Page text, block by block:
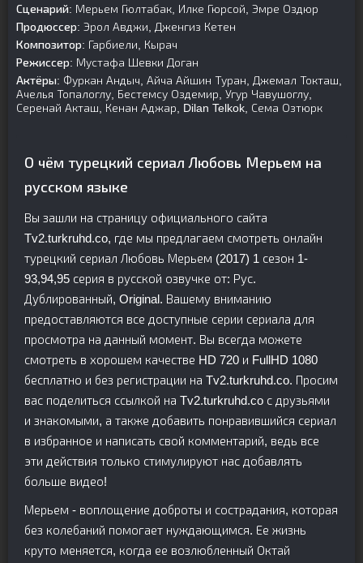
Сценарий: Мерьем Гюлтабак, Илке Гюрсой, Эмре Оздюр
Продюссер: Эрол Авджи, Дженгиз Кетен
Композитор: Гарбиели, Кырач
Режиссер: Мустафа Шевки Доган
Актёры: Фуркан Андыч, Айча Айшин Туран, Джемал Токташ,
Ачелья Топалоглу, Бестемсу Оздемир, Угур Чавушоглу,
Серенай Акташ, Кенан Аджар, Dilan Telkok, Сема Озтюрк
О чём турецкий сериал Любовь Мерьем на
русском языке
Вы зашли на страницу официального сайта
Tv2.turkruhd.co, где мы предлагаем смотреть онлайн
турецкий сериал Любовь Мерьем (2017) 1 сезон 1-
93,94,95 серия в русской озвучке от: Рус.
Дублированный, Original. Вашему вниманию
предоставляются все доступные серии сериала для
просмотра на данный момент. Вы всегда можете
смотреть в хорошем качестве HD 720 и FullHD 1080
бесплатно и без регистрации на Tv2.turkruhd.co. Просим
вас поделиться ссылкой на Tv2.turkruhd.co с друзьями
и знакомыми, а также добавить понравившийся сериал
в избранное и написать свой комментарий, ведь все
эти действия только стимулируют нас добавлять
больше видео!
Мерьем - воплощение доброты и сострадания, которая
без колебаний помогает нуждающимся. Ее жизнь
круто меняется, когда ее возлюбленный Октай